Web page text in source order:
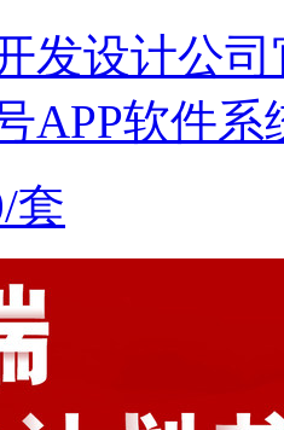
发设计公
APP软件
套